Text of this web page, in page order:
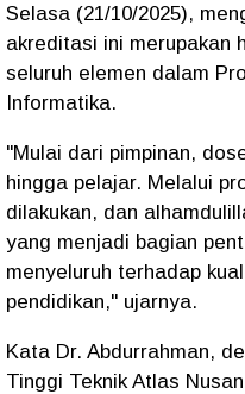
Selasa (21/10/2025),
akreditasi ini merupakan
seluruh elemen dalam
Informatika.
"Mulai dari pimpinan,
hingga pelajar. Melalui
dilakukan, dan
yang menjadi bagian
menyeluruh terhadap
pendidikan," ujarnya.
Kata Dr. Abdurrahman,
Tinggi Teknik Atlas